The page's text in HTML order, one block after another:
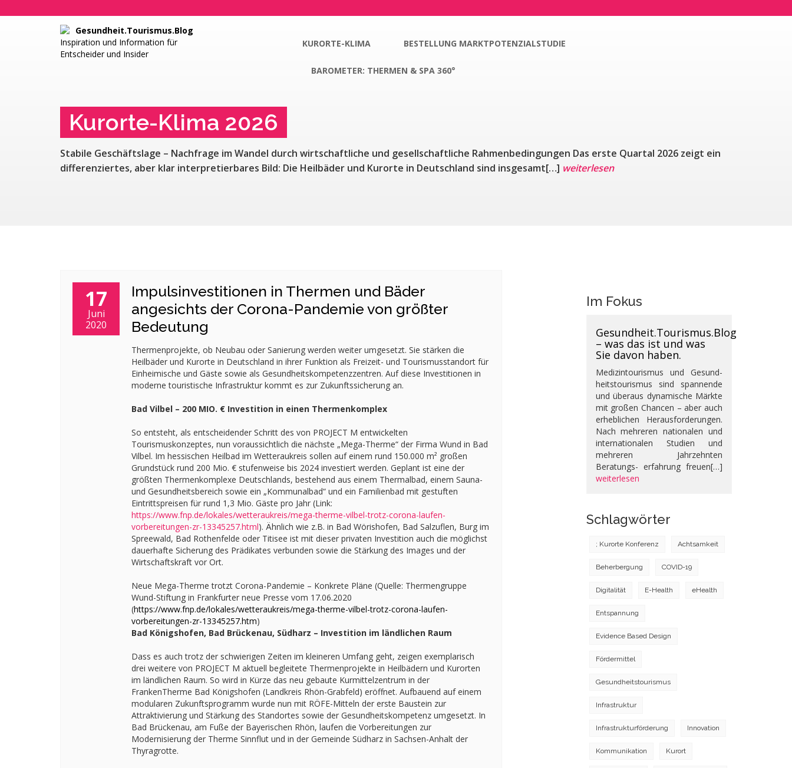
Gesundheit.Tourismus.Blog
Inspiration und Information für
Entscheider und Insider
KURORTE-KLIMA BESTELLUNG MARKTPOTENZIALSTUDIE
BAROMETER: THERMEN & SPA 360°
Kurorte-Klima 2026
Stabile Geschäftslage – Nachfrage im Wandel durch wirtschaftliche und gesellschaftliche Rahmenbedingungen Das erste Quartal 2026 zeigt ein
differenziertes, aber klar interpretierbares Bild: Die Heilbäder und Kurorte in Deutschland sind insgesamt[…] weiterlesen
17
Juni
2020
Impulsinvestitionen in Thermen und Bäder
angesichts der Corona-Pandemie von größter
Bedeutung
Thermenprojekte, ob Neubau oder Sanierung werden weiter umgesetzt. Sie stärken die
Heilbäder und Kurorte in Deutschland in ihrer Funktion als Freizeit- und Tourismusstandort für
Einheimische und Gäste sowie als Gesundheitskompetenzzentren. Auf diese Investitionen in
moderne touristische Infrastruktur kommt es zur Zukunftssicherung an.
Bad Vilbel – 200 MIO. € Investition in einen Thermenkomplex
So entsteht, als entscheidender Schritt des von PROJECT M entwickelten
Tourismuskonzeptes, nun voraussichtlich die nächste „Mega-Therme“ der Firma Wund in Bad
Vilbel. Im hessischen Heilbad im Wetteraukreis sollen auf einem rund 150.000 m² großen
Grundstück rund 200 Mio. € stufenweise bis 2024 investiert werden. Geplant ist eine der
größten Thermenkomplexe Deutschlands, bestehend aus einem Thermalbad, einem Sauna-
und Gesundheitsbereich sowie ein „Kommunalbad“ und ein Familienbad mit gestuften
Eintrittspreisen für rund 1,3 Mio. Gäste pro Jahr (Link:
https://www.fnp.de/lokales/wetteraukreis/mega-therme-vilbel-trotz-corona-laufen-
vorbereitungen-zr-13345257.html). Ähnlich wie z.B. in Bad Wörishofen, Bad Salzuflen, Burg im
Spreewald, Bad Rothenfelde oder Titisee ist mit dieser privaten Investition auch die möglichst
dauerhafte Sicherung des Prädikates verbunden sowie die Stärkung des Images und der
Wirtschaftskraft vor Ort.
Neue Mega-Therme trotzt Corona-Pandemie – Konkrete Pläne (Quelle: Thermengruppe
Wund-Stiftung in Frankfurter neue Presse vom 17.06.2020
(https://www.fnp.de/lokales/wetteraukreis/mega-therme-vilbel-trotz-corona-laufen-
vorbereitungen-zr-13345257.htm)
Bad Königshofen, Bad Brückenau, Südharz – Investition im ländlichen Raum
Dass es auch trotz der schwierigen Zeiten im kleineren Umfang geht, zeigen exemplarisch
drei weitere von PROJECT M aktuell begleitete Thermenprojekte in Heilbädern und Kurorten
im ländlichen Raum. So wird in Kürze das neu gebaute Kurmittelzentrum in der
FrankenTherme Bad Königshofen (Landkreis Rhön-Grabfeld) eröffnet. Aufbauend auf einem
modularen Zukunftsprogramm wurde nun mit RÖFE-Mitteln der erste Baustein zur
Attraktivierung und Stärkung des Standortes sowie der Gesundheitskompetenz umgesetzt. In
Bad Brückenau, am Fuße der Bayerischen Rhön, laufen die Vorbereitungen zur
Modernisierung der Therme Sinnflut und in der Gemeinde Südharz in Sachsen-Anhalt der
Thyragrotte.
Im Fokus
Gesundheit.Tourismus.Blog
– was das ist und was
Sie davon haben.
Medizintourismus und Gesund-
heitstourismus sind spannende
und überaus dynamische Märkte
mit großen Chancen – aber auch
erheblichen Herausforderungen.
Nach mehreren nationalen und
internationalen Studien und
mehreren Jahrzehnten
Beratungs- erfahrung freuen[…]
weiterlesen
Schlagwörter
; Kurorte Konferenz Achtsamkeit
Beherbergung COVID-19
Digitalität E-Health eHealth
Entspannung
Evidence Based Design
Fördermittel
Gesundheitstourismus
Infrastruktur
Infrastrukturförderung Innovation
Kommunikation Kurort